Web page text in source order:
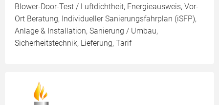
Blower-Door-Test / Luftdichtheit, Energieausweis, Vor-
Ort Beratung, Individueller Sanierungsfahrplan (iSFP),
Anlage & Installation, Sanierung / Umbau,
Sicherheitstechnik, Lieferung, Tarif